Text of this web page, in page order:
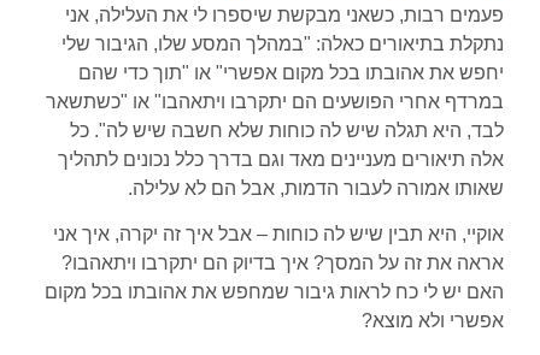
פעמים רבות, כשאני מבקשת שיספרו לי את העלילה, אני
נתקלת בתיאורים כאלה: "במהלך המסע שלו, הגיבור שלי
יחפש את אהובתו בכל מקום אפשרי" או "תוך כדי שהם
במרדף אחרי הפושעים הם יתקרבו ויתאהבו" או "כשתשאר
לבד, היא תגלה שיש לה כוחות שלא חשבה שיש לה". כל
אלה תיאורים מעניינים מאד וגם בדרך כלל נכונים לתהליך
שאותו אמורה לעבור הדמות, אבל הם לא עלילה.
אוקיי, היא תבין שיש לה כוחות – אבל איך זה יקרה, איך אני
אראה את זה על המסך? איך בדיוק הם יתקרבו ויתאהבו?
האם יש לי כח לראות גיבור שמחפש את אהובתו בכל מקום
אפשרי ולא מוצא?